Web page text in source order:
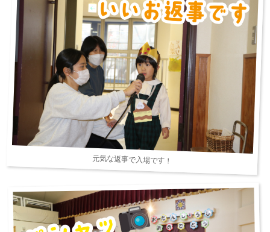
元気な返事で入場です！